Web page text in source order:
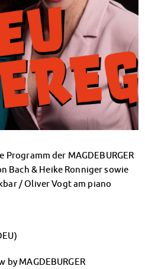
der MAGDEBURGER
Bach & Heike Ronniger sowie
/ Oliver Vogt am piano
MAGDEBURGER